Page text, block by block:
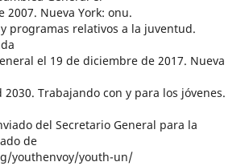
2007. Nueva York: onu.
programas relativos a la juventud.
el 19 de diciembre de 2017. Nueva
2030. Trabajando con y para los jóvenes.
del Secretario General para la
de
youthenvoy/youth-un/